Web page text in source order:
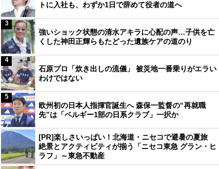
トに入社も、わずか1日で辞めて役者の道へ
強いショック状態の清水アキラに心配の声…子供を亡
くした神田正輝らもたどった遺族ケアの道のり
3
石原プロ「炊き出しの流儀」 被災地一番乗りがエラい
わけではない
4
欧州初の日本人指揮官誕生へ 森保一監督の“再就職
先”は「ベルギー1部の日系クラブ」一択か
5
[PR]楽しさいっぱい！北海道・ニセコで避暑の夏旅
絶景とアクティビティが揃う「ニセコ東急 グラン・ヒ
ラフ」～東急不動産